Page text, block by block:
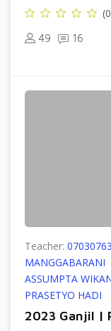
49 16
Teacher:
MANGGABARANI
ASSUMPTA
PRASETYO HADI
2023 Ganjil |